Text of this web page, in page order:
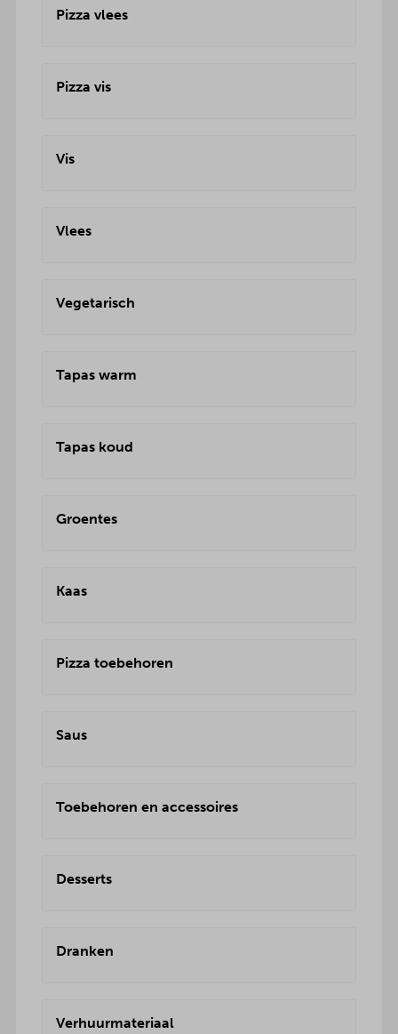
Pizza vlees
Pizza vis
Vis
Vlees
Vegetarisch
Tapas warm
Tapas koud
Groentes
Kaas
Pizza toebehoren
Saus
Toebehoren en accessoires
Desserts
Dranken
Verhuurmateriaal